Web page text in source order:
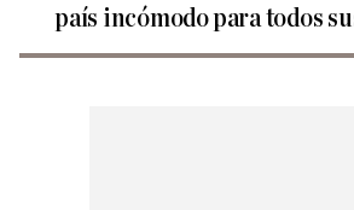
país incómodo para todos